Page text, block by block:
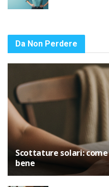
Da Non Perdere
Scottature solari:
bene